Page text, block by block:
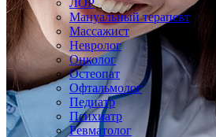
ЛОР
Мануальный терапевт
Массажист
Невролог
Онколог
Остеопат
Офтальмолог
Педиатр
Психиатр
Ревматолог